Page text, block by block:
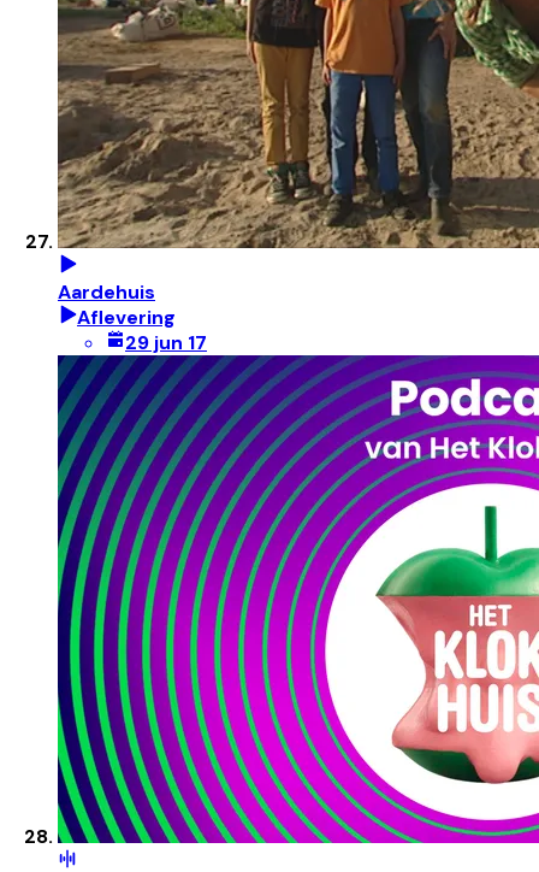
Aardehuis
Aflevering
29 jun 17